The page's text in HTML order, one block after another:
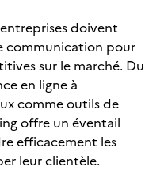
doivent
communication pour
sur le marché. Du
en ligne à
comme outils de
offre un éventail
efficacement les
leur clientèle.